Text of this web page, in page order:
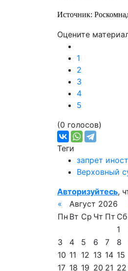
Источник:
Оцените
1
2
3
4
5
(0 голосов)
Теги
запрет
Верховный
Авторизуйтесь,
«
Август 2026
Пн Вт Ср Чт Пт Сб
1
3
4 5 6 7 8
10 11 12 13 14 15
17 18 19 20 21 22